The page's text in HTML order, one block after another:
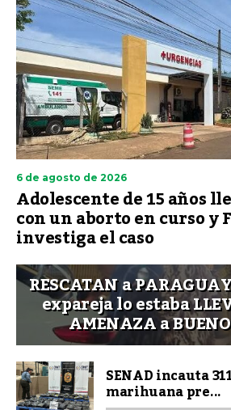
6 de agosto de 2026
Adolescente de 15 años
con un aborto en curso y
investiga el caso
RESCATAN a
expareja lo estaba
AMENAZA a
SENAD incauta
marihuana pre...